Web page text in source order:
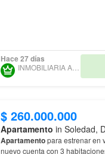
Hace 27 días
INMOBILIARIA ARGUELLES
$ 260.000.000
Apartamento in Soledad,
Apartamentopara estrenar en
nuevo cuenta con 3